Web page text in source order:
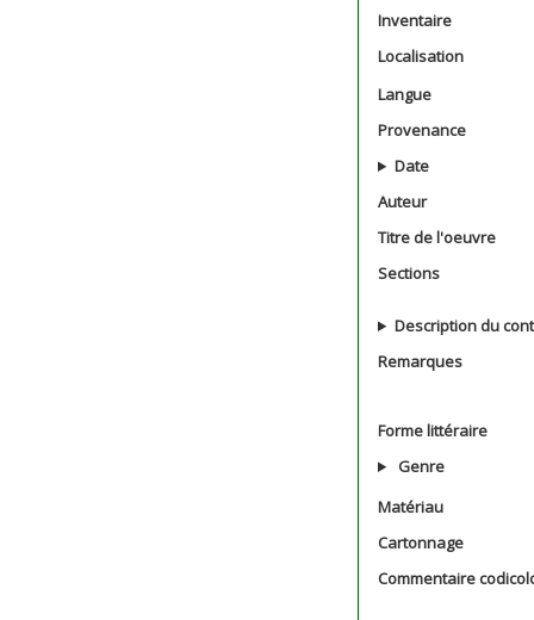
Inventaire
Localisation
Langue
Provenance
Date
Auteur
Titre de l'oeuvre
Sections
Description du
Remarques
Forme littéraire
Genre
Matériau
Cartonnage
Commentaire